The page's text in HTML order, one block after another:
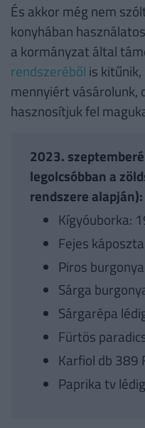
És akkor még nem
konyhában
a kormányzat által
rendszeréből is
mennyiért vásárolunk,
hasznosítjuk fel
2023.
legolcsóbban a
rendszere alapján):
Kígyóuborka:
Fejes
Piros
Sárga
Sárgarépa
Fürtös
Karfiol db 389
Paprika tv